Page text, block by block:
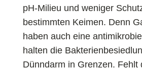
pH-Milieu und weniger
bestimmten Keimen. Denn
haben auch eine
halten die
Dünndarm in Grenzen. Fehlt